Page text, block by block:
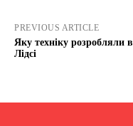
PREVIOUS ARTICLE
Яку техніку розробляли в
Лідсі